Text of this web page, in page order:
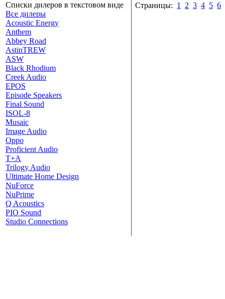
Списки дилеров в текстовом виде
Все дилеры
Acoustic Energy
Anthem
Abbey Road
AstinTREW
ASW
Black Rhodium
Creek Audio
EPOS
Episode Speakers
Final Sound
ISOL-8
Musaic
Image Audio
Oppo
Proficient Audio
T+A
Trilogy Audio
Ultimate Home Design
NuForce
NuPrime
Q Acoustics
PIO Sound
Studio Connections
Страницы: 1 2 3 4 5 6